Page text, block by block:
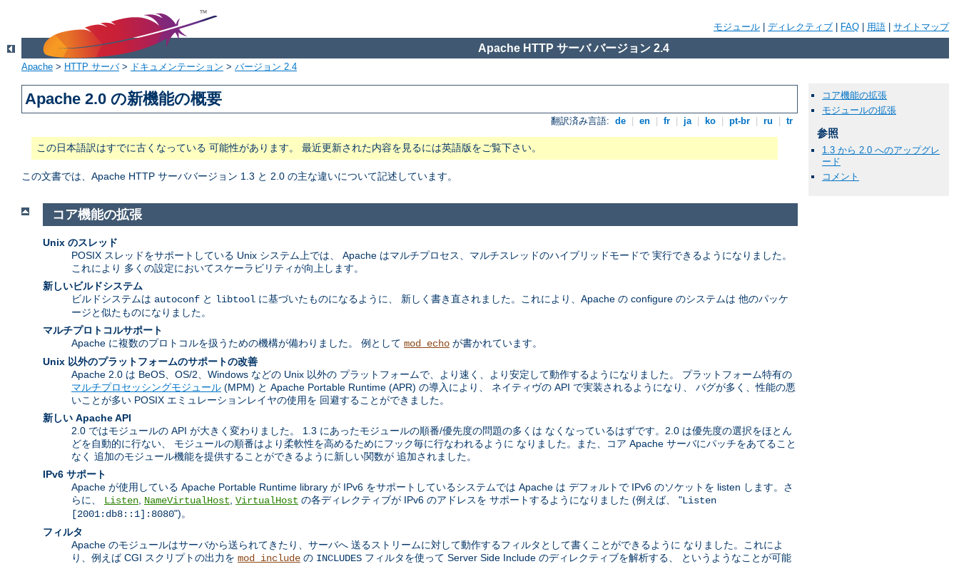
モジュール ディレクティブ FAQ 用語 サイトマップ
Apache HTTP サーバ バージョン 2.4
Apache > HTTP サーバ> ドキュメンテーション > バージョン 2.4
Apache 2.0 の新機能の概要
翻訳済み言語: de en fr ja ko pt-br ru tr
この日本語訳はすでに古くなっている 可能性があります。 最近更新された内容を見るには英語版をご覧下さい。
この文書では、Apache HTTP サーババージョン 1.3 と 2.0 の主な違いについて記述しています。
コア機能の拡張
モジュールの拡張
参照
1.3 から 2.0 へのアップグレ
ード
コメント
コア機能の拡張
Unix のスレッド
POSIX スレッドをサポートしている Unix システム上では、 Apache はマルチプロセス、マルチスレッドのハイブリッドモードで 実行できるようになりました。
これにより 多くの設定においてスケーラビリティが向上します。
新しいビルドシステム
ビルドシステムは autoconf と libtool に基づいたものになるように、 新しく書き直されました。これにより、Apache の configure のシステムは 他のパッケ
ージと似たものになりました。
マルチプロトコルサポート
Apache に複数のプロトコルを扱うための機構が備わりました。 例として mod_echo が書かれています。
Unix 以外のプラットフォームのサポートの改善
Apache 2.0 は BeOS、OS/2、Windows などの Unix 以外の プラットフォームで、より速く、より安定して動作するようになりました。 プラットフォーム特有の
マルチプロセッシングモジュール (MPM) と Apache Portable Runtime (APR) の導入により、 ネイティヴの API で実装されるようになり、 バグが多く、性能の悪
いことが多い POSIX エミュレーションレイヤの使用を 回避することができました。
新しい Apache API
2.0 ではモジュールの API が大きく変わりました。 1.3 にあったモジュールの順番/優先度の問題の多くは なくなっているはずです。2.0 は優先度の選択をほとん
どを自動的に行ない、 モジュールの順番はより柔軟性を高めるためにフック毎に行なわれるように なりました。また、コア Apache サーバにパッチをあてること
なく 追加のモジュール機能を提供することができるように新しい関数が 追加されました。
IPv6 サポート
Apache が使用している Apache Portable Runtime library が IPv6 をサポートしているシステムでは Apache は デフォルトで IPv6 のソケットを listen します。さ
らに、 Listen NameVirtualHost VirtualHost の各ディレクティブが IPv6 のアドレスを サポートするようになりました (例えば、 "Listen
[2001:db8::1]:8080")。
フィルタ
Apache のモジュールはサーバから送られてきたり、サーバへ 送るストリームに対して動作するフィルタとして書くことができるように なりました。これによ
り、例えば CGI スクリプトの出力を mod_include の INCLUDES フィルタを使って Server Side Include のディレクティブを解析する、 というようなことが可能